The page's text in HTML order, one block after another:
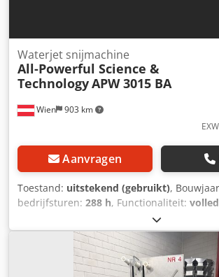
Wien 903 km
Waterjet snijmachine
All-Powerful Science &
TechnologyAPW 3015 BA
Aanvragen
Toestand: uitstekend (gebruikt),
bedrijfsturen: 288 h, Functionaliteit:
3.000 mm
1.500 mm, verplaatsingsafstand Z-as:150
positioneringsnauwkeurigheid:
0,01 mm
1.100 kg, type ingangsstroom: